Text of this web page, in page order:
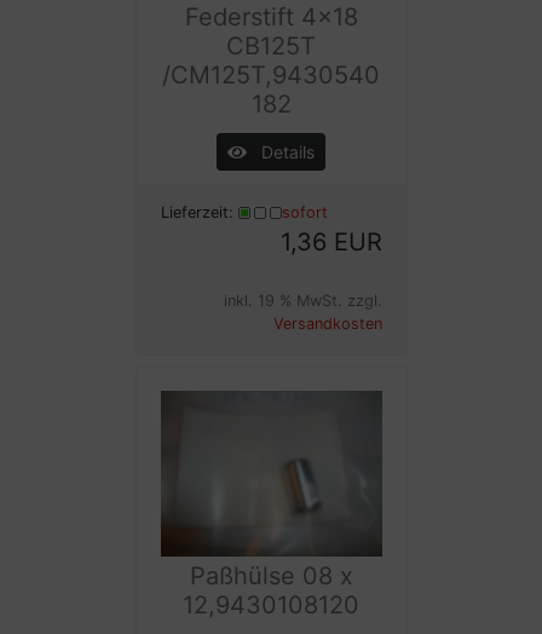
Federstift 4x18
CB125T
/CM125T,9430540
182
Details
Lieferzeit: sofort
1,36 EUR
inkl. 19 % MwSt. zzgl.
Versandkosten
Paßhülse 08 x
12,9430108120